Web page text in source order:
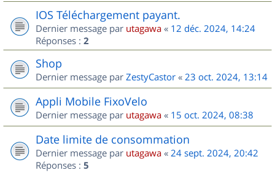
IOS Téléchargement payant.
Dernier message par utagawa « 12 déc. 2024, 14:24
Réponses : 2
Shop
Dernier message par ZestyCastor « 23 oct. 2024, 13:14
Appli Mobile FixoVelo
Dernier message par utagawa « 15 oct. 2024, 08:38
Date limite de consommation
Dernier message par utagawa « 24 sept. 2024, 20:42
Réponses : 5